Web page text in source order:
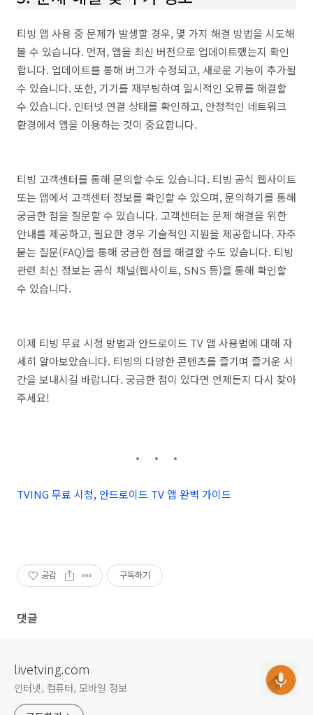
티빙 앱 사용 중 문제가 발생할 경우, 몇 가지 해결 방법을 시도해
볼 수 있습니다. 먼저, 앱을 최신 버전으로 업데이트했는지 확인
합니다. 업데이트를 통해 버그가 수정되고, 새로운 기능이 추가될
수 있습니다. 또한, 기기를 재부팅하여 일시적인 오류를 해결할
수 있습니다. 인터넷 연결 상태를 확인하고, 안정적인 네트워크
환경에서 앱을 이용하는 것이 중요합니다.
티빙 고객센터를 통해 문의할 수도 있습니다. 티빙 공식 웹사이트
또는 앱에서 고객센터 정보를 확인할 수 있으며, 문의하기를 통해
궁금한 점을 질문할 수 있습니다. 고객센터는 문제 해결을 위한
안내를 제공하고, 필요한 경우 기술적인 지원을 제공합니다. 자주
묻는 질문(FAQ)을 통해 궁금한 점을 해결할 수도 있습니다. 티빙
관련 최신 정보는 공식 채널(웹사이트, SNS 등)을 통해 확인할
수 있습니다.
이제 티빙 무료 시청 방법과 안드로이드 TV 앱 사용법에 대해 자
세히 알아보았습니다. 티빙의 다양한 콘텐츠를 즐기며 즐거운 시
간을 보내시길 바랍니다. 궁금한 점이 있다면 언제든지 다시 찾아
주세요!
TVING 무료 시청, 안드로이드 TV 앱 완벽 가이드
공감 구독하기
댓글
livetving.com
인터넷, 컴퓨터, 모바일 정보